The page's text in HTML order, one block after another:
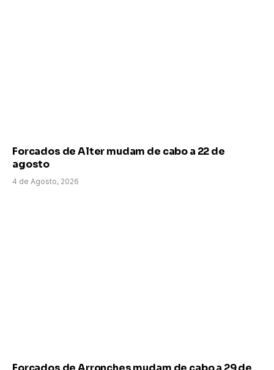
Forcados de Alter mudam de cabo a 22 de
agosto
4 de Agosto, 2026